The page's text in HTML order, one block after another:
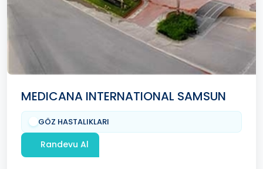
MEDICANA INTERNATIONAL SAMSUN
GÖZ HASTALIKLARI
Randevu Al